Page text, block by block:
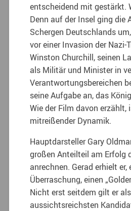
entscheidend mit gestärkt.
Denn auf der Insel ging die
Schergen Deutschlands
vor einer Invasion der Nazi-
Winston Churchill, seinen
als Militär und Minister in
Verantwortungsbereichen
seine Aufgabe an, das
Wie der Film davon
mitreißender Dynamik.
Hauptdarsteller Gary
großen Anteilteil am Erfolg
anrechnen. Gerad erhielt er,
Überraschung, einen
Nicht erst seitdem gilt er
aussichtsreichsten